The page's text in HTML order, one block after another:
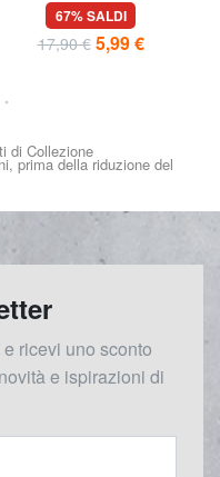
67% SALDI
17,90 € 5,99 €
di Collezione
prima della riduzione del
ricevi uno sconto
e ispirazioni di